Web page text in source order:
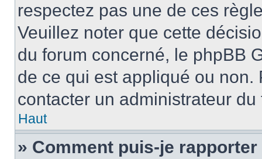
respectez pas une de ces
Veuillez noter que cette
du forum concerné, le phpBB
de ce qui est appliqué ou non.
contacter un administrateur du
Haut
» Comment puis-je